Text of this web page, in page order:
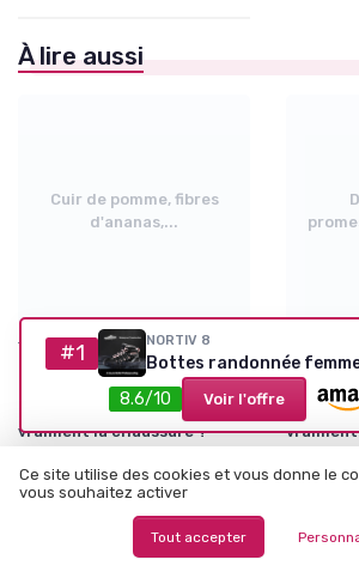
#1 NORTIV 8
Bottes randonnée
8.6/10
Voir l'offre
À lire aussi
Cuir de pomme, fibres
d'ananas,...
Tendances de la Mode • 04/07/2026
Cuir de pomme, fibres
d'ananas, maille tricotée : la
technologie change-t-elle
vraiment la chaussure ?
confort
vraiment
Ce site utilise des cookies et vous donne le
vous souhaitez activer
Tout accepter